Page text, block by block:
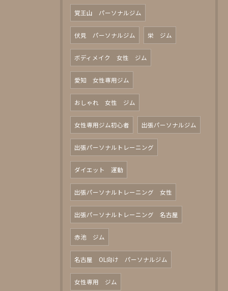
覚王山 パーソナルジム
伏見 パーソナルジム 栄 ジム
ボディメイク 女性 ジム
愛知 女性専用ジム
おしゃれ 女性 ジム
女性専用ジム初心者 出張パーソナルジム
出張パーソナルトレーニング
ダイエット 運動
出張パーソナルトレーニング 女性
出張パーソナルトレーニング 名古屋
赤池 ジム
名古屋 OL向け パーソナルジム
女性専用 ジム